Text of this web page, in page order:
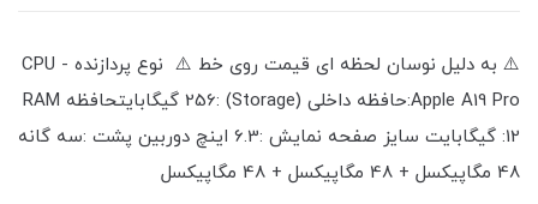
⚠️ به دليل نوسان لحظه ای قیمت روی خط ⚠️ نوع پردازنده - CPU
:Apple A19 Proحافظه داخلی (Storage) :256 گیگابایتحافظه RAM
:12 گیگابایت سایز صفحه نمایش :6.3 اینچ دوربین پشت :سه گانه
48 مگاپیکسل + 48 مگاپیکسل + 48 مگاپیکسل